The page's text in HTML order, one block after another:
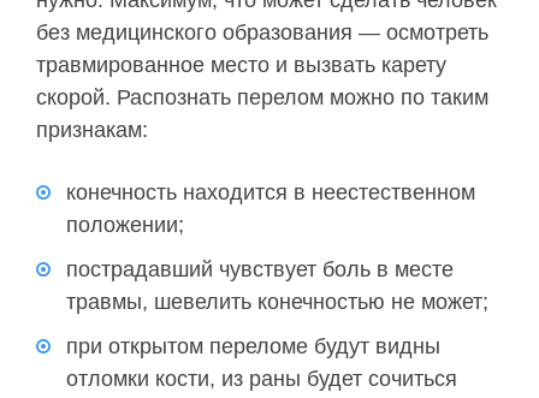
без медицинского образования — осмотреть
травмированное место и вызвать карету
скорой. Распознать перелом можно по таким
признакам:
конечность находится в неестественном
положении;
пострадавший чувствует боль в месте
травмы, шевелить конечностью не может;
при открытом переломе будут видны
отломки кости, из раны будет сочиться